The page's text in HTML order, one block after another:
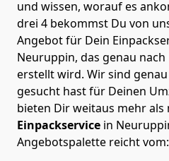
und wissen, worauf es
drei 4 bekommst Du von
Angebot für Dein
Neuruppin, das genau
erstellt wird. Wir sind
gesucht hast für Deinen
bieten Dir weitaus mehr
Einpackservice in
Angebotspalette reicht vom: